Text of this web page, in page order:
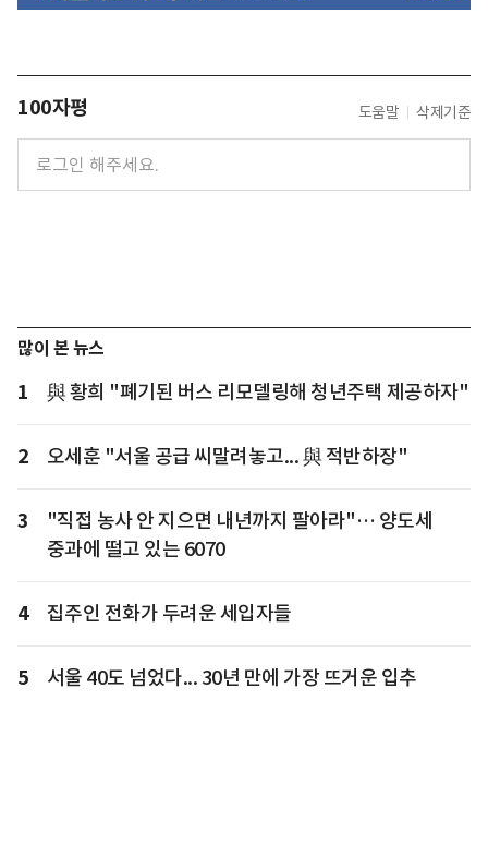
100자평 도움말 삭제기준
많이 본 뉴스
1 與 황희 "폐기된 버스 리모델링해 청년주택 제공하자"
2 오세훈 "서울 공급 씨말려놓고... 與 적반하장"
3
"직접 농사 안 지으면 내년까지 팔아라"… 양도세
중과에 떨고 있는 6070
4 집주인 전화가 두려운 세입자들
5 서울 40도 넘었다... 30년 만에 가장 뜨거운 입추